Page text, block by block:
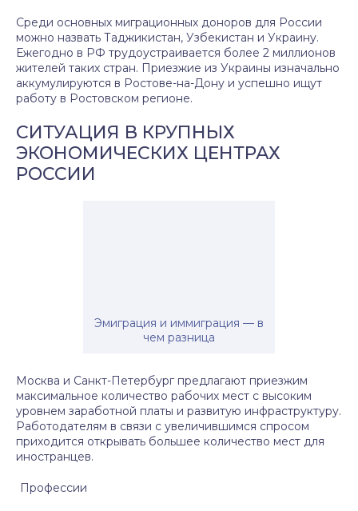
Среди основных миграционных доноров для России
можно назвать Таджикистан, Узбекистан и Украину.
Ежегодно в РФ трудоустраивается более 2 миллионов
жителей таких стран. Приезжие из Украины изначально
аккумулируются в Ростове-на-Дону и успешно ищут
работу в Ростовском регионе.
СИТУАЦИЯ В КРУПНЫХ
ЭКОНОМИЧЕСКИХ ЦЕНТРАХ
РОССИИ
Эмиграция и иммиграция — в
чем разница
Москва и Санкт-Петербург предлагают приезжим
максимальное количество рабочих мест с высоким
уровнем заработной платы и развитую инфраструктуру.
Работодателям в связи с увеличившимся спросом
приходится открывать большее количество мест для
иностранцев.
Профессии